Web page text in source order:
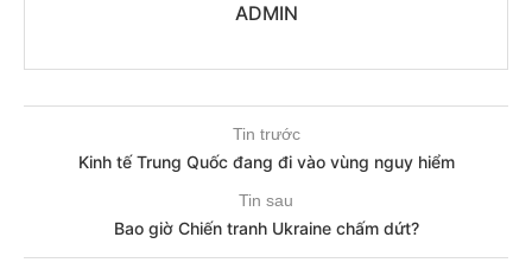
ADMIN
Tin trước
Kinh tế Trung Quốc đang đi vào vùng nguy hiểm
Tin sau
Bao giờ Chiến tranh Ukraine chấm dứt?